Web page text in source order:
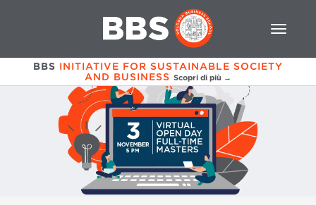
BBS INITIATIVE FOR SUSTAINABLE SOCIETY
AND BUSINESS Scopri di più →